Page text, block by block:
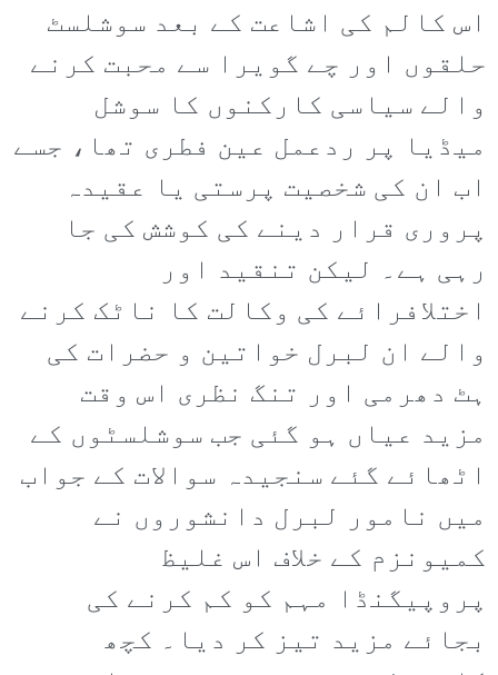
اس کالم کی اشاعت کے بعد سوشلسٹ
حلقوں اور چے گویرا سے محبت کرنے
والے سیاسی کارکنوں کا سوشل
میڈیا پر ردعمل عین فطری تھا، جسے
اب ان کی شخصیت پرستی یا عقیدہ
پروری قرار دینے کی کوشش کی جا
رہی ہے۔ لیکن تنقید اور
اختلافرائے کی وکالت کا ناٹک کرنے
والے ان لبرل خواتین و حضرات کی
ہٹ دھرمی اور تنگ نظری اس وقت
مزید عیاں ہو گئی جب سوشلسٹوں کے
اٹھائے گئے سنجیدہ سوالات کے جواب
میں نامور لبرل دانشوروں نے
کمیونزم کے خلاف اس غلیظ
پروپیگنڈا مہم کو کم کرنے کی
بجائے مزید تیز کر دیا۔ کچھ